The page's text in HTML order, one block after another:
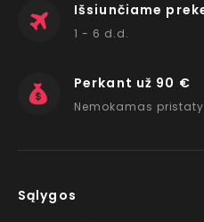
Išsiunčiame
1 - 6 d.d.
Perkant už 90 €
Nemokamas
Sąlygos